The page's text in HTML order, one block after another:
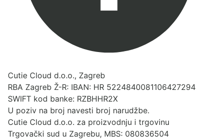
Cutie Cloud d.o.o., Zagreb
RBA Zagreb Ž-R: IBAN: HR 5224840081106427294
SWIFT kod banke: RZBHHR2X
U poziv na broj navesti broj narudžbe.
Cutie Cloud d.o.o. za proizvodnju i trgovinu
Trgovački sud u Zagrebu, MBS: 080836504